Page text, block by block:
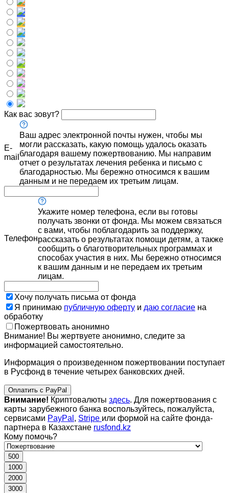
Как вас зовут?
E-
mail
Ваш адрес электронной почты нужен, чтобы мы
могли рассказать, какую помощь удалось оказать
благодаря вашему пожертвованию. Мы направим
отчет о результатах лечения ребенка и письмо с
благодарностью. Мы бережно относимся к вашим
данным и не передаем их третьим лицам.
Телефон
Укажите номер телефона, если вы готовы
получать звонки от фонда. Мы можем связаться
с вами, чтобы поблагодарить за поддержку,
рассказать о результатах помощи детям, а также
сообщить о благотворительных программах и
способах участия в них. Мы бережно относимся
к вашим данным и не передаем их третьим
лицам.
Хочу получать письма от фонда
Я принимаю публичную оферту и даю согласие на
обработку
Пожертвовать анонимно
Внимание! Вы жертвуете анонимно, следите за
информацией самостоятельно.
Информация о произведенном пожертвовании поступает
в Русфонд в течение четырех банковских дней.
Оплатить с PayPal
Внимание! Криптовалюты здесь. Для пожертвования с
карты зарубежного банка воспользуйтесь, пожалуйста,
сервисами PayPal , Stripe или формой на сайте фонда-
партнера в Казахстане rusfond.kz
Кому помочь?
500
1000
2000
3000